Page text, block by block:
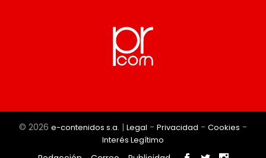
© 2026 e-contenidos s.a. | Legal - Privacidad - Cookies -
Interés Legítimo